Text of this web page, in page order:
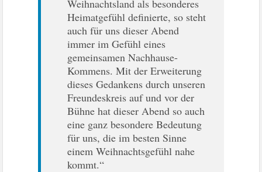
Weihnachtsland als besonderes
Heimatgefühl definierte, so steht
auch für uns dieser Abend
immer im Gefühl eines
gemeinsamen Nachhause-
Kommens. Mit der Erweiterung
dieses Gedankens durch unseren
Freundeskreis auf und vor der
Bühne hat dieser Abend so auch
eine ganz besondere Bedeutung
für uns, die im besten Sinne
einem Weihnachtsgefühl nahe
kommt.“